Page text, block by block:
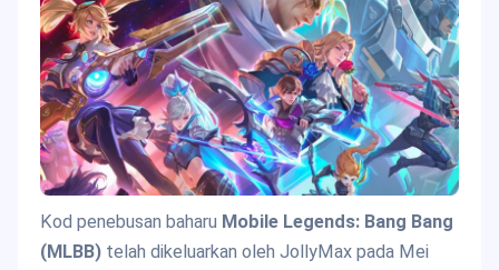
Kod penebusan baharu Mobile Legends: Bang Bang
(MLBB) telah dikeluarkan oleh JollyMax pada Mei